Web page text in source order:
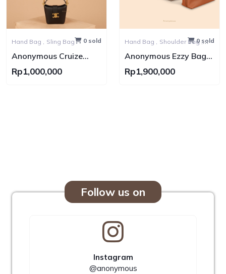
0 sold
Hand Bag , Sling Bag
Anonymous Cruize
Swift Leather No Brand
Rp1,000,000
0 sold
Hand Bag ,
Shoulder Bag ,
Anonymous Ezzy Bag
2420 Swift Leather No
Rp1,900,000
Follow us on
Instagram
@anonymous